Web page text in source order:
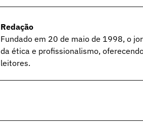
Redação
Fundado em 20 de maio de 1998, o
da ética e profissionalismo,
leitores.